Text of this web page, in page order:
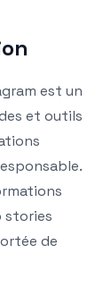
est un
et outils
stories
de